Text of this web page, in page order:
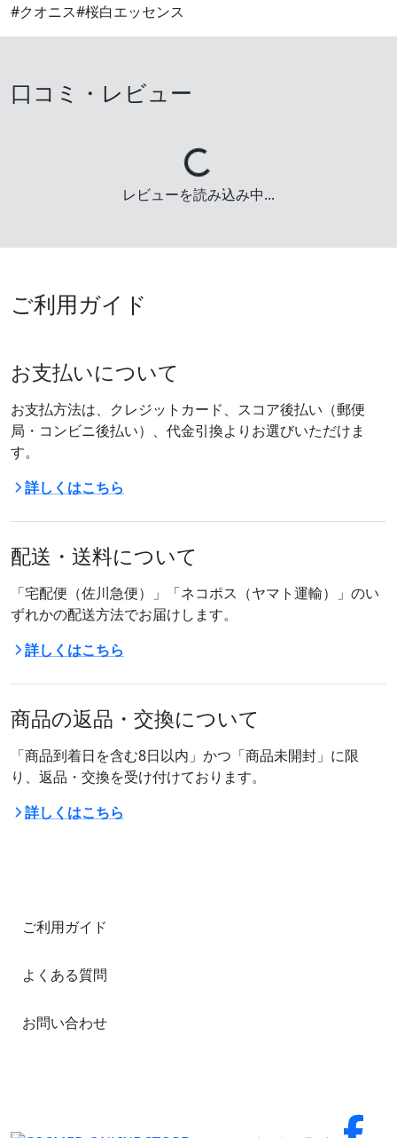
#クオニス#桜白エッセンス
口コミ・レビュー
Loading...
レビューを読み込み中...
ご利用ガイド
お支払いについて
お支払方法は、クレジットカード、スコア後払い（郵便
局・コンビニ後払い）、代金引換よりお選びいただけま
す。
詳しくはこちら
配送・送料について
「宅配便（佐川急便）」「ネコポス（ヤマト運輸）」のい
ずれかの配送方法でお届けします。
詳しくはこちら
商品の返品・交換について
「商品到着日を含む8日以内」かつ「商品未開封」に限
り、返品・交換を受け付けております。
詳しくはこちら
ご利用ガイド
よくある質問
お問い合わせ